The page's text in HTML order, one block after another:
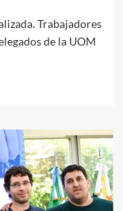
Trabajadores
de la UOM